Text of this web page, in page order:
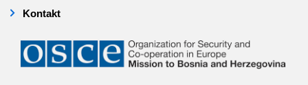
Kontakt